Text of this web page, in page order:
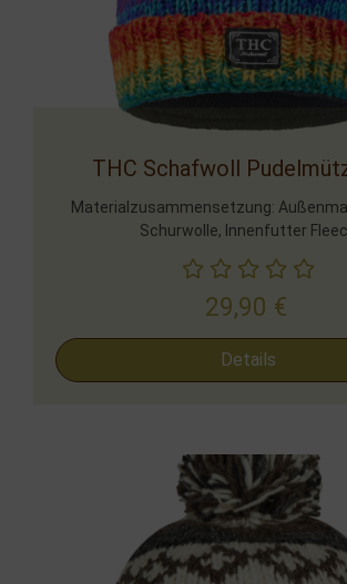
THC Schafwoll
Materialzusammensetzung:
Schurwolle, Innenfutter
29,90 €
Details